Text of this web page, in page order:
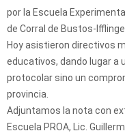
por la Escuela
de Corral de Bustos-
Hoy asistieron directivos
educativos, dando lugar a
protocolar sino un
provincia.
Adjuntamos la nota con
Escuela PROA, Lic.